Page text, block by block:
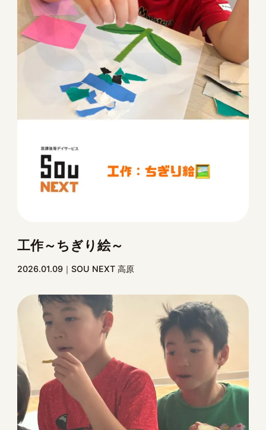
工作～ちぎり絵～
2026.01.09 SOU NEXT 高原